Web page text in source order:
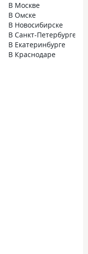
В Москве
В Омске
В Новосибирске
В Санкт-Петербурге
В Екатеринбурге
В Краснодаре